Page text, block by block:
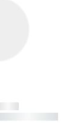
----------